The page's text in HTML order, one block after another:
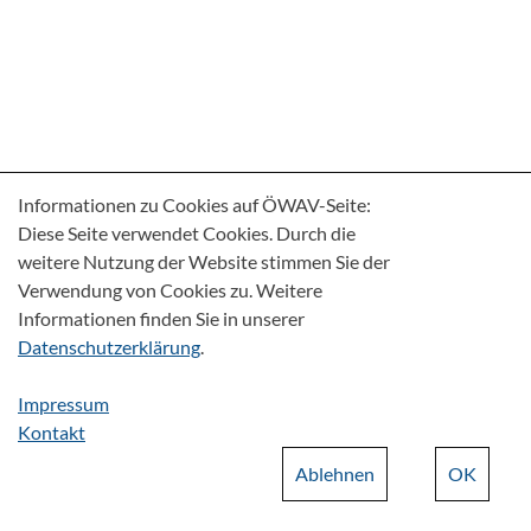
Informationen zu Cookies auf ÖWAV-Seite:
Diese Seite verwendet Cookies. Durch die
weitere Nutzung der Website stimmen Sie der
Verwendung von Cookies zu. Weitere
Informationen finden Sie in unserer
Datenschutzerklärung.
Impressum
Kontakt
OK
Ablehnen